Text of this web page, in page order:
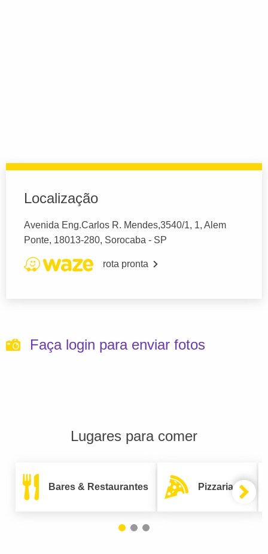
Localização
Avenida Eng.Carlos R. Mendes,3540/1, 1, Alem
Ponte, 18013-280, Sorocaba - SP
rota pronta
Faça login para enviar fotos
Lugares para comer
Bares & Restaurantes Pizzarias